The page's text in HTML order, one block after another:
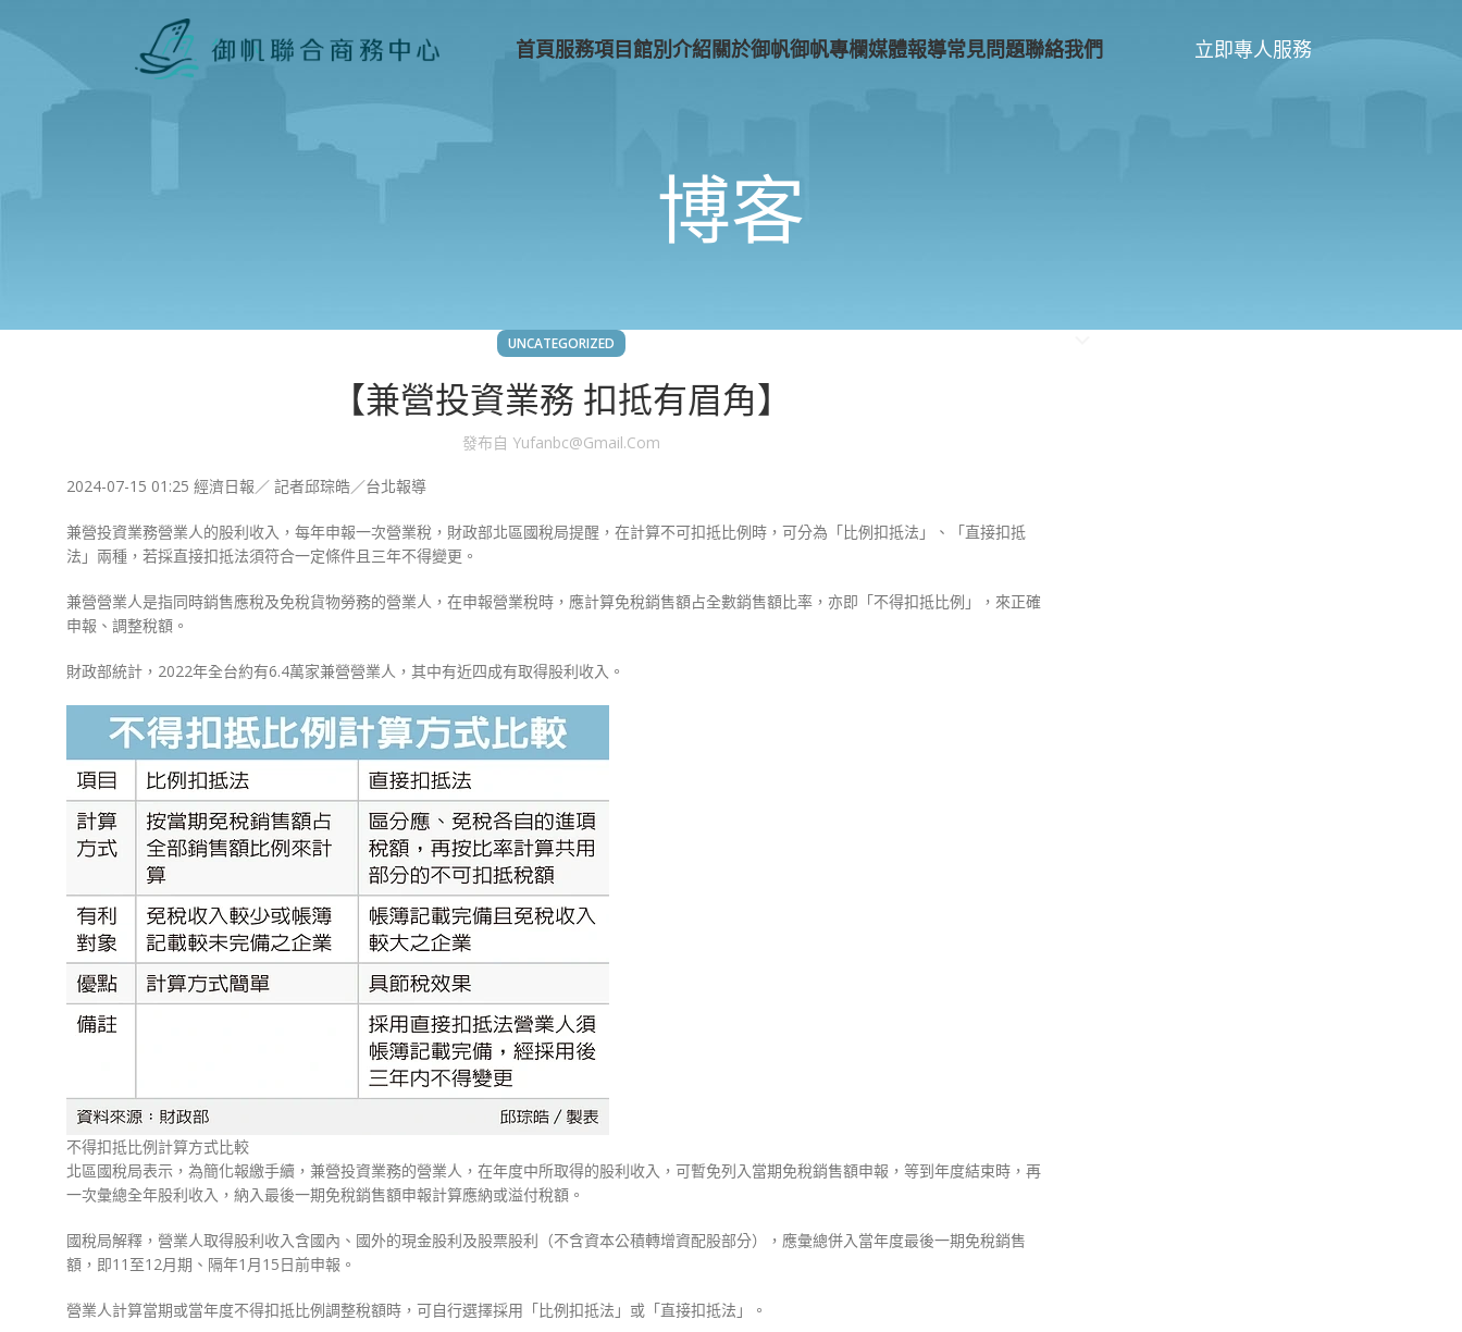
首頁服務項目館別介紹關於御帆御帆專欄媒體報導常見問題聯絡我們 立即專人服務
博客
UNCATEGORIZED
【兼營投資業務 扣抵有眉角】
發布自 Yufanbc@gmail.com
2024-07-15 01:25 經濟日報／ 記者邱琮皓／台北報導
兼營投資業務營業人的股利收入，每年申報一次營業稅，財政部北區國稅局提醒，在計算不可扣抵比例時，可分為「比例扣抵法」、「直接扣抵
法」兩種，若採直接扣抵法須符合一定條件且三年不得變更。
兼營營業人是指同時銷售應稅及免稅貨物勞務的營業人，在申報營業稅時，應計算免稅銷售額占全數銷售額比率，亦即「不得扣抵比例」，來正確
申報、調整稅額。
財政部統計，2022年全台約有6.4萬家兼營營業人，其中有近四成有取得股利收入。
不得扣抵比例計算方式比較
北區國稅局表示，為簡化報繳手續，兼營投資業務的營業人，在年度中所取得的股利收入，可暫免列入當期免稅銷售額申報，等到年度結束時，再
一次彙總全年股利收入，納入最後一期免稅銷售額申報計算應納或溢付稅額。
國稅局解釋，營業人取得股利收入含國內、國外的現金股利及股票股利（不含資本公積轉增資配股部分），應彙總併入當年度最後一期免稅銷售
額，即11至12月期、隔年1月15日前申報。
營業人計算當期或當年度不得扣抵比例調整稅額時，可自行選擇採用「比例扣抵法」或「直接扣抵法」。